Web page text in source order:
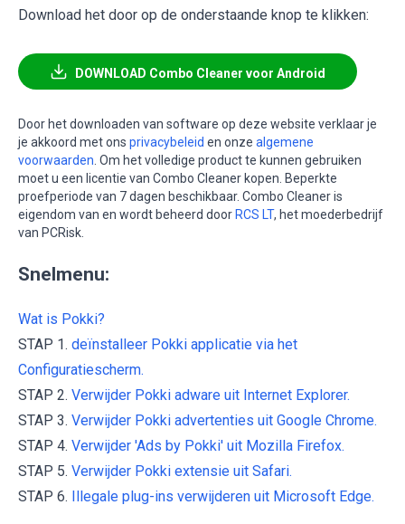
Download het door op de onderstaande knop te klikken:
DOWNLOAD Combo Cleaner voor Android
Door het downloaden van software op deze website verklaar je
je akkoord met ons privacybeleid en onze algemene
voorwaarden. Om het volledige product te kunnen gebruiken
moet u een licentie van Combo Cleaner kopen. Beperkte
proefperiode van 7 dagen beschikbaar. Combo Cleaner is
eigendom van en wordt beheerd door RCS LT, het moederbedrijf
van PCRisk.
Snelmenu:
Wat is Pokki?
STAP 1. deïnstalleer Pokki applicatie via het
Configuratiescherm.
STAP 2. Verwijder Pokki adware uit Internet Explorer.
STAP 3. Verwijder Pokki advertenties uit Google Chrome.
STAP 4. Verwijder 'Ads by Pokki' uit Mozilla Firefox.
STAP 5. Verwijder Pokki extensie uit Safari.
STAP 6.
Illegale plug-ins verwijderen uit Microsoft Edge.